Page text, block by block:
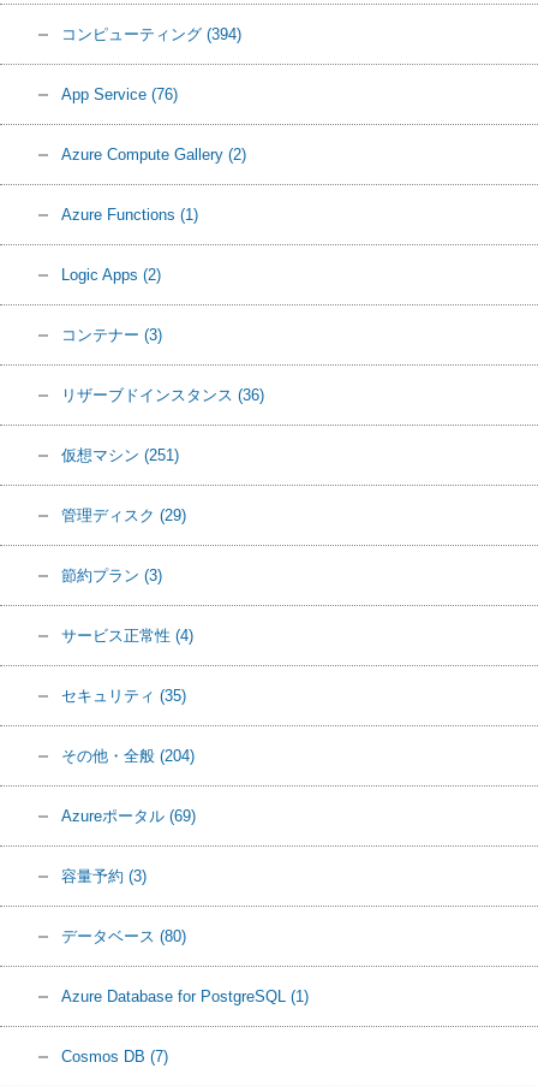
コンピューティング (394)
App Service (76)
Azure Compute Gallery (2)
Azure Functions (1)
Logic Apps (2)
コンテナー (3)
リザーブドインスタンス (36)
仮想マシン (251)
管理ディスク (29)
節約プラン (3)
サービス正常性 (4)
セキュリティ (35)
その他・全般 (204)
Azureポータル (69)
容量予約 (3)
データベース (80)
Azure Database for PostgreSQL (1)
Cosmos DB (7)